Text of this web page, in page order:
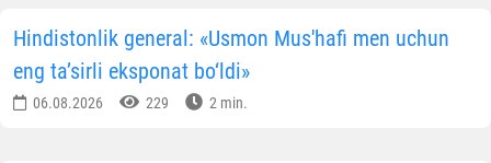
Hindistonlik general: «Usmon Mus'hafi men uchun
eng ta’sirli eksponat bo‘ldi»
06.08.2026 229 2 min.